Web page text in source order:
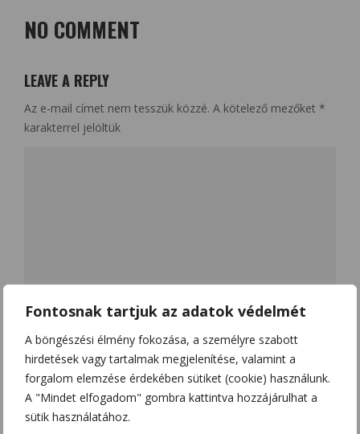
Fontosnak tartjuk az adatok védelmét
A böngészési élmény fokozása, a személyre szabott
hirdetések vagy tartalmak megjelenítése, valamint a
forgalom elemzése érdekében sütiket (cookie) használunk.
A "Mindet elfogadom" gombra kattintva hozzájárulhat a
sütik használatához.
NO COMMENT
LEAVE A REPLY
Az e-mail címet nem tesszük közzé. A kötelező mezőket *
karakterrel jelöltük
Name*
Email *